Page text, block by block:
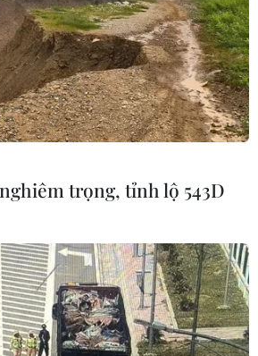
trọng, tỉnh lộ 543D